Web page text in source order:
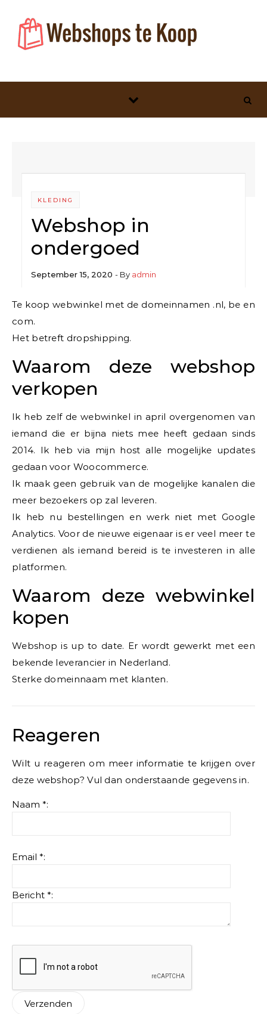
KLEDING
Webshop in
ondergoed
September 15, 2020 - By admin
Te koop webwinkel met de domeinnamen .nl, be en
com.
Het betreft dropshipping.
Waarom deze webshop
verkopen
Ik heb zelf de webwinkel in april overgenomen van
iemand die er bijna niets mee heeft gedaan sinds
2014. Ik heb via mijn host alle mogelijke updates
gedaan voor Woocommerce.
Ik maak geen gebruik van de mogelijke kanalen die
meer bezoekers op zal leveren.
Ik heb nu bestellingen en werk niet met Google
Analytics. Voor de nieuwe eigenaar is er veel meer te
verdienen als iemand bereid is te investeren in alle
platformen.
Waarom deze webwinkel
kopen
Webshop is up to date. Er wordt gewerkt met een
bekende leverancier in Nederland.
Sterke domeinnaam met klanten.
Reageren
Wilt u reageren om meer informatie te krijgen over
deze webshop? Vul dan onderstaande gegevens in.
Naam *:
Email *:
Bericht *: